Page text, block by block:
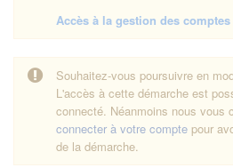
Accès à la gestion des comptes
Souhaitez-vous poursuivre en
L'accès à cette démarche est
connecté. Néanmoins nous vous
connecter à votre compte pour
de la démarche.